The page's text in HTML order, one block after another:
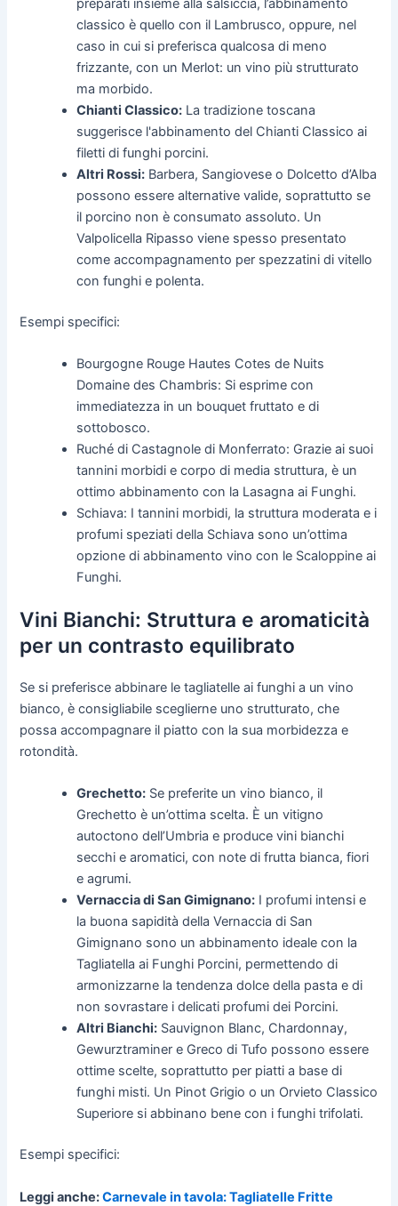
preparati insieme alla salsiccia, l’abbinamento
classico è quello con il Lambrusco, oppure, nel
caso in cui si preferisca qualcosa di meno
frizzante, con un Merlot: un vino più strutturato
ma morbido.
Chianti Classico: La tradizione toscana
suggerisce l'abbinamento del Chianti Classico ai
filetti di funghi porcini.
Altri Rossi: Barbera, Sangiovese o Dolcetto d’Alba
possono essere alternative valide, soprattutto se
il porcino non è consumato assoluto. Un
Valpolicella Ripasso viene spesso presentato
come accompagnamento per spezzatini di vitello
con funghi e polenta.
Esempi specifici:
Bourgogne Rouge Hautes Cotes de Nuits
Domaine des Chambris: Si esprime con
immediatezza in un bouquet fruttato e di
sottobosco.
Ruché di Castagnole di Monferrato: Grazie ai suoi
tannini morbidi e corpo di media struttura, è un
ottimo abbinamento con la Lasagna ai Funghi.
Schiava: I tannini morbidi, la struttura moderata e i
profumi speziati della Schiava sono un’ottima
opzione di abbinamento vino con le Scaloppine ai
Funghi.
Vini Bianchi: Struttura e aromaticità
per un contrasto equilibrato
Se si preferisce abbinare le tagliatelle ai funghi a un vino
bianco, è consigliabile sceglierne uno strutturato, che
possa accompagnare il piatto con la sua morbidezza e
rotondità.
Grechetto: Se preferite un vino bianco, il
Grechetto è un’ottima scelta. È un vitigno
autoctono dell’Umbria e produce vini bianchi
secchi e aromatici, con note di frutta bianca, fiori
e agrumi.
Vernaccia di San Gimignano: I profumi intensi e
la buona sapidità della Vernaccia di San
Gimignano sono un abbinamento ideale con la
Tagliatella ai Funghi Porcini, permettendo di
armonizzarne la tendenza dolce della pasta e di
non sovrastare i delicati profumi dei Porcini.
Altri Bianchi: Sauvignon Blanc, Chardonnay,
Gewurztraminer e Greco di Tufo possono essere
ottime scelte, soprattutto per piatti a base di
funghi misti. Un Pinot Grigio o un Orvieto Classico
Superiore si abbinano bene con i funghi trifolati.
Esempi specifici:
Leggi anche:Carnevale in tavola: Tagliatelle Fritte